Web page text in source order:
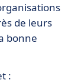
de leurs
bonne
: